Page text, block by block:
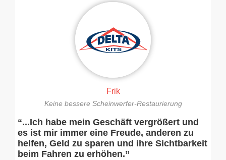
Frik
Keine bessere Scheinwerfer-Restaurierung
“...Ich habe mein Geschäft vergrößert und
es ist mir immer eine Freude, anderen zu
helfen, Geld zu sparen und ihre Sichtbarkeit
beim Fahren zu erhöhen.”